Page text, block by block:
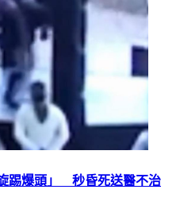
踢爆頭」 秒昏死送醫不治